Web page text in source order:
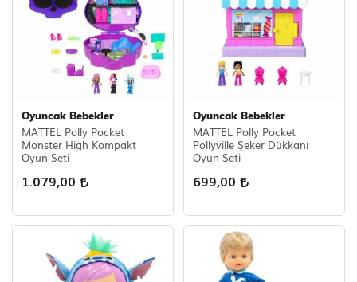
Oyuncak Bebekler
MATTEL Polly Pocket
Monster High Kompakt
Oyun Seti
1.079,00
Oyuncak Bebekler
MATTEL Polly Pocket
Pollyville Şeker Dükkanı
Oyun Seti
699,00